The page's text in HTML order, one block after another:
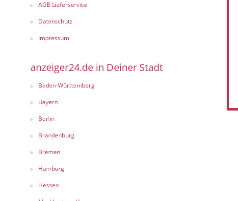
AGB Lieferservice
Datenschutz
Impressum
anzeiger24.de in Deiner Stadt
Baden-Württemberg
Bayern
Berlin
Brandenburg
Bremen
Hamburg
Hessen